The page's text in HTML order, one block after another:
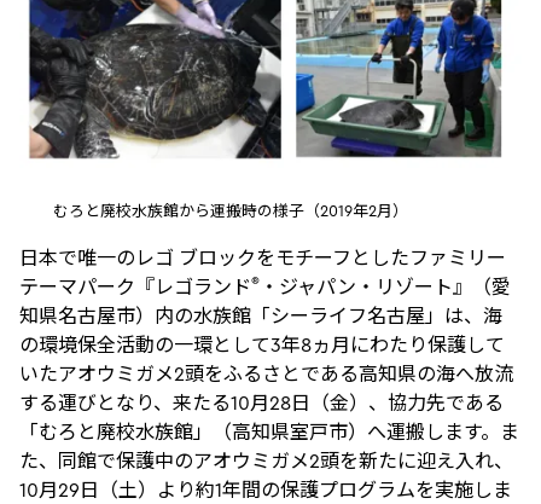
むろと廃校水族館から運搬時の様子（2019年2月）
日本で唯一のレゴ ブロックをモチーフとしたファミリー
テーマパーク『レゴランド® ・ジャパン・リゾート』（愛
知県名古屋市）内の水族館「シーライフ名古屋」は、海
の環境保全活動の一環として3年8ヵ月にわたり保護して
いたアオウミガメ2頭をふるさとである高知県の海へ放流
する運びとなり、来たる10月28日（金）、協力先である
「むろと廃校水族館」（高知県室戸市）へ運搬します。ま
た、同館で保護中のアオウミガメ2頭を新たに迎え入れ、
10月29日（土）より約1年間の保護プログラムを実施しま